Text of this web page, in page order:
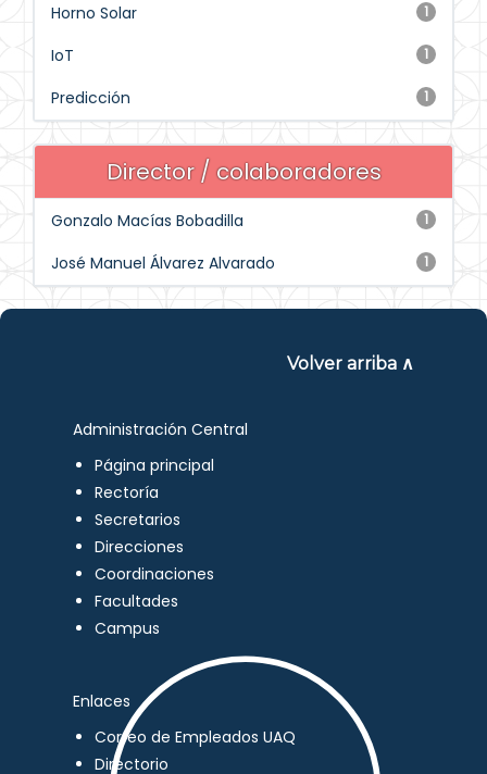
1
Horno Solar
1
IoT
1
Predicción
Director / colaboradores
1
Gonzalo Macías Bobadilla
1
José Manuel Álvarez Alvarado
Volver arriba ∧
Administración Central
Página principal
Rectoría
Secretarios
Direcciones
Coordinaciones
Facultades
Campus
Enlaces
Correo de Empleados UAQ
Directorio